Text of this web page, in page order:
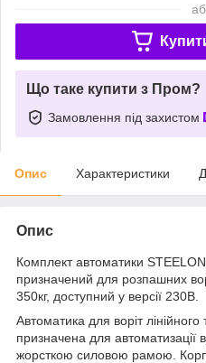
Що таке купити з Пром?
Замовлення під захистом
Опис Характеристики
Опис
Комплект автоматики
призначений для розпашних
350кг, доступний у версії 230В.
Автоматика для воріт
призначена для автоматизації
жорсткою силовою рамою.